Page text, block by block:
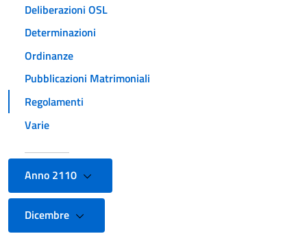
Deliberazioni OSL
Determinazioni
Ordinanze
Pubblicazioni Matrimoniali
Regolamenti
Varie
Anno 2110
Dicembre